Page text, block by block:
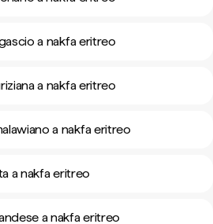
a nakfa eritreo
a nakfa eritreo
a nakfa eritreo
a nakfa eritreo
a nakfa eritreo